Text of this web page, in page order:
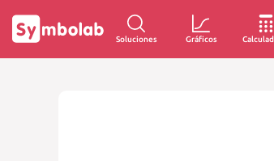
Soluciones Gráficos